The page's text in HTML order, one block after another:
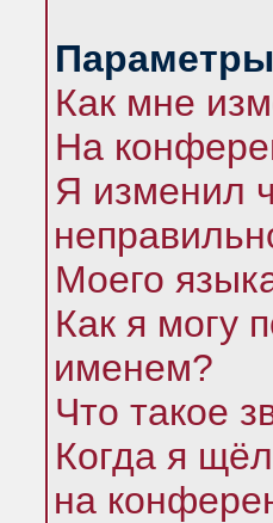
Как мне
На
Я изменил
Моего
Как я могу
именем?
Что такое
Когда я
на